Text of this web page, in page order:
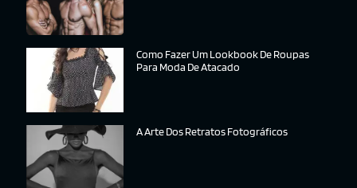
Como Fazer Um Lookbook De Roupas
Para Moda De Atacado
A Arte Dos Retratos Fotográficos